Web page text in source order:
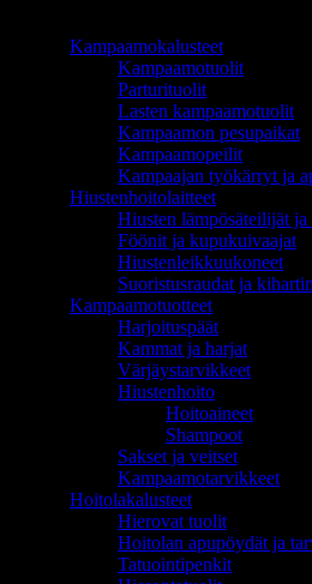
Kampaamokalusteet
Kampaamotuolit
Parturituolit
Lasten kampaamotuolit
Kampaamon pesupaikat
Kampaamopeilit
Kampaajan työkärryt ja
Hiustenhoitolaitteet
Hiusten lämpösäteilijät
Föönit ja kupukuivaajat
Hiustenleikkuukoneet
Suoristusraudat ja
Kampaamotuotteet
Harjoituspäät
Kammat ja harjat
Värjäystarvikkeet
Hiustenhoito
Hoitoaineet
Shampoot
Sakset ja veitset
Kampaamotarvikkeet
Hoitolakalusteet
Hierovat tuolit
Hoitolan apupöydät ja
Tatuointipenkit